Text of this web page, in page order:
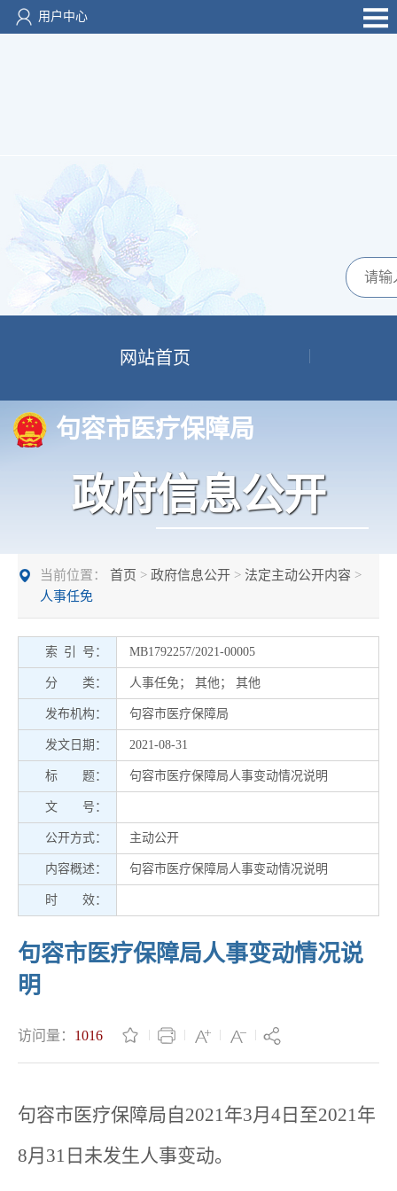
用户中心
网站首页
句容市医疗保障局
政府信息公开
当前位置： 首页 > 政府信息公开 > 法定主动公开内容 >
人事任免
索 引 号： MB1792257/2021-00005
分 类： 人事任免 ； 其他 ； 其他
发布机构： 句容市医疗保障局
发文日期： 2021-08-31
标 题： 句容市医疗保障局人事变动情况说明
文 号：
公开方式： 主动公开
内容概述： 句容市医疗保障局人事变动情况说明
时 效：
句容市医疗保障局人事变动情况说
明
访问量： 1016
句容市医疗保障局自2021年3月4日至2021年
8月31日未发生人事变动。